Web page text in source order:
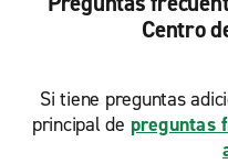
Centro
Si tiene preguntas
principal de preguntas